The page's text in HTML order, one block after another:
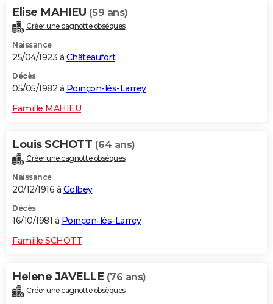
Elise MAHIEU (59 ans)
Créer une cagnotte obsèques
Naissance
25/04/1923 à Châteaufort
Décès
05/05/1982 à Poinçon-lès-Larrey
Famille MAHIEU
Louis SCHOTT (64 ans)
Créer une cagnotte obsèques
Naissance
20/12/1916 à Golbey
Décès
16/10/1981 à Poinçon-lès-Larrey
Famille SCHOTT
Helene JAVELLE (76 ans)
Créer une cagnotte obsèques